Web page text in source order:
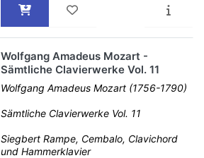
Wolfgang Amadeus Mozart -
Sämtliche Clavierwerke Vol. 11
Wolfgang Amadeus Mozart (1756-1790)
Sämtliche Clavierwerke Vol. 11
Siegbert Rampe, Cembalo, Clavichord
und Hammerklavier